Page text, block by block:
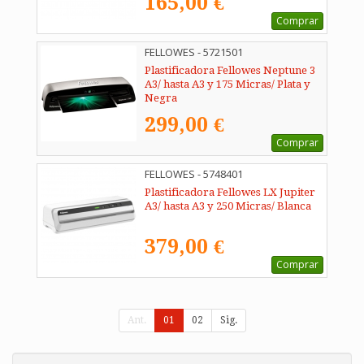
Comprar
FELLOWES - 5721501
Plastificadora Fellowes Neptune 3
A3/ hasta A3 y 175 Micras/ Plata y
Negra
299,00 €
Comprar
FELLOWES - 5748401
Plastificadora Fellowes LX Jupiter
A3/ hasta A3 y 250 Micras/ Blanca
379,00 €
Comprar
Ant. 01 02 Sig.